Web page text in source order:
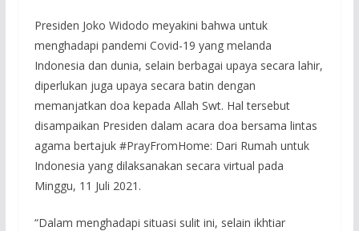
Presiden Joko Widodo meyakini bahwa untuk
menghadapi pandemi Covid-19 yang melanda
Indonesia dan dunia, selain berbagai upaya secara lahir,
diperlukan juga upaya secara batin dengan
memanjatkan doa kepada Allah Swt. Hal tersebut
disampaikan Presiden dalam acara doa bersama lintas
agama bertajuk #PrayFromHome: Dari Rumah untuk
Indonesia yang dilaksanakan secara virtual pada
Minggu, 11 Juli 2021.
“Dalam menghadapi situasi sulit ini, selain ikhtiar